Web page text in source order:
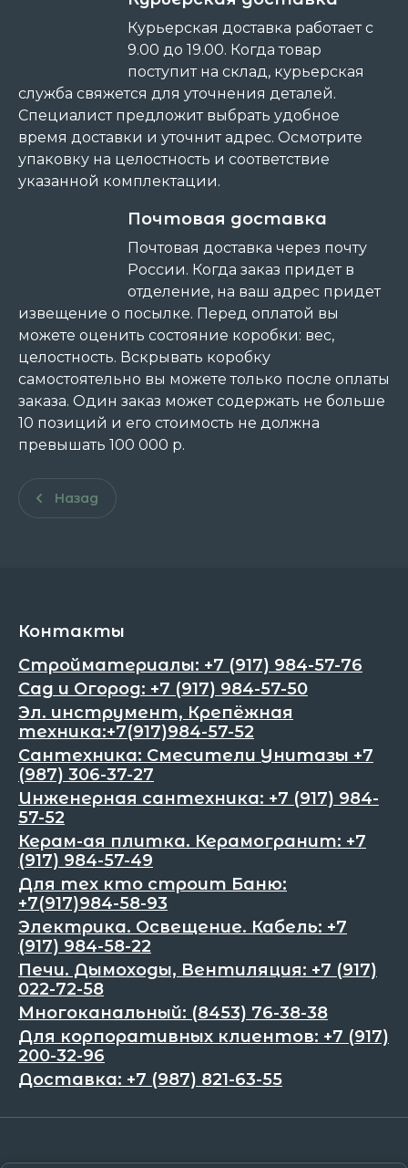
Курьерская доставка работает с
9.00 до 19.00. Когда товар
поступит на склад, курьерская
служба свяжется для уточнения деталей.
Специалист предложит выбрать удобное
время доставки и уточнит адрес. Осмотрите
упаковку на целостность и соответствие
указанной комплектации.
Почтовая доставка
Почтовая доставка через почту
России. Когда заказ придет в
отделение, на ваш адрес придет
извещение о посылке. Перед оплатой вы
можете оценить состояние коробки: вес,
целостность. Вскрывать коробку
самостоятельно вы можете только после оплаты
заказа. Один заказ может содержать не больше
10 позиций и его стоимость не должна
превышать 100 000 р.
Назад
Контакты
Стройматериалы: +7 (917) 984-57-76
Сад и Огород: +7 (917) 984-57-50
Эл. инструмент, Крепёжная
техника:+7(917)984-57-52
Сантехника: Смесители Унитазы +7
(987) 306-37-27
Инженерная сантехника: +7 (917) 984-
57-52
Керам-ая плитка. Керамогранит: +7
(917) 984-57-49
Для тех кто строит Баню:
+7(917)984-58-93
Электрика. Освещение. Кабель: +7
(917) 984-58-22
Печи. Дымоходы, Вентиляция: +7 (917)
022-72-58
Многоканальный: (8453) 76-38-38
Для корпоративных клиентов: +7 (917)
200-32-96
Доставка: +7 (987) 821-63-55